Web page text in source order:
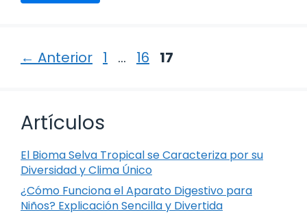
← Anterior Página
1 … Página
16 Página
17
Artículos
El Bioma Selva Tropical se Caracteriza por su
Diversidad y Clima Único
¿Cómo Funciona el Aparato Digestivo para
Niños? Explicación Sencilla y Divertida